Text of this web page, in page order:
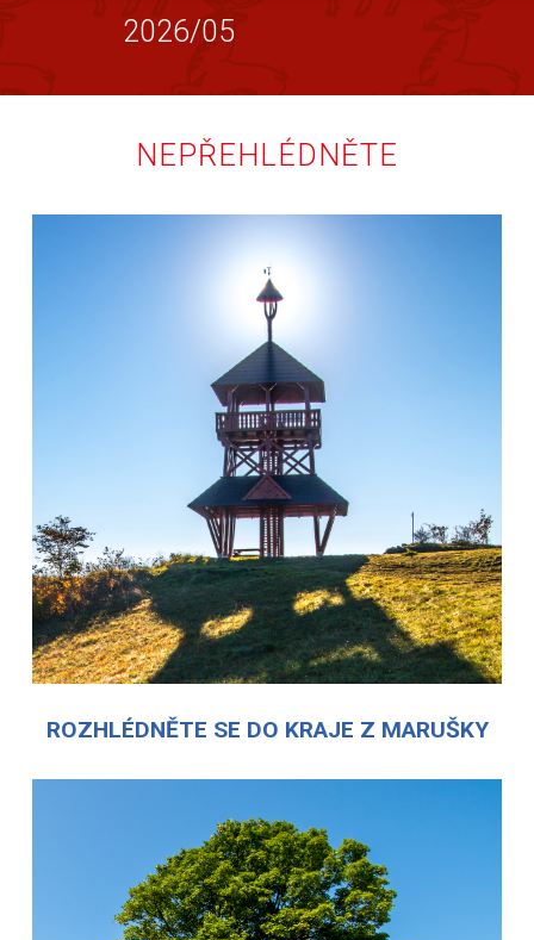
2026/05
NEPŘEHLÉDNĚTE
ROZHLÉDNĚTE SE DO KRAJE Z MARUŠKY